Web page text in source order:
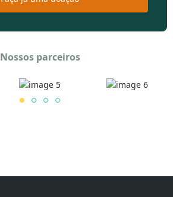
Nossos parceiros